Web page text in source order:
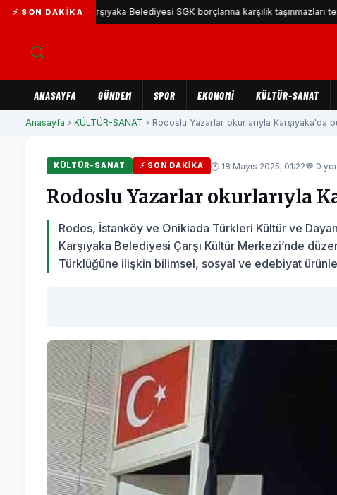
⚡ SON DAKIKA
Karşıyaka Belediyesi SGK borçlarına karşılık taşınmazları teminat
ANASAYFA GÜNDEM SPOR EKONOMİ KÜLTÜR-SANAT
Anasayfa › KÜLTÜR-SANAT › Rodoslu Yazarlar okurlarıyla Karşıyaka'da
KÜLTÜR-SANAT ⚡ SON DAKIKA 🕐 18 Mayıs 2025, 01:22💬 0
Rodoslu Yazarlar okurlarıyla
Rodos, İstanköy ve Onikiada Türkleri Kültür ve
Karşıyaka Belediyesi Çarşı Kültür Merkezi’nde
Türklüğüne ilişkin bilimsel, sosyal ve edebiyat